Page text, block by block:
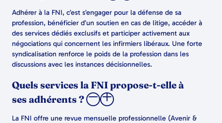
Adhérer à la FNI, c’est s’engager pour la défense de sa
profession, bénéficier d’un soutien en cas de litige, accéder à
des services dédiés exclusifs et participer activement aux
négociations qui concernent les infirmiers libéraux. Une forte
syndicalisation renforce le poids de la profession dans les
discussions avec les instances décisionnelles.
Quels services la FNI propose-t-elle à
ses adhérents ?
La FNI offre une revue mensuelle professionnelle (Avenir &